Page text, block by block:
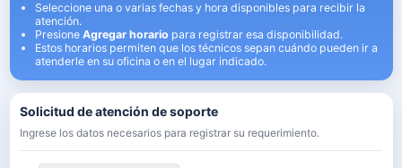
Seleccione una o varias fechas y hora disponibles para recibir la
atención.
Presione Agregar horario para registrar esa disponibilidad.
Estos horarios permiten que los técnicos sepan cuándo pueden ir a
atenderle en su oficina o en el lugar indicado.
Solicitud de atención de soporte
Ingrese los datos necesarios para registrar su requerimiento.